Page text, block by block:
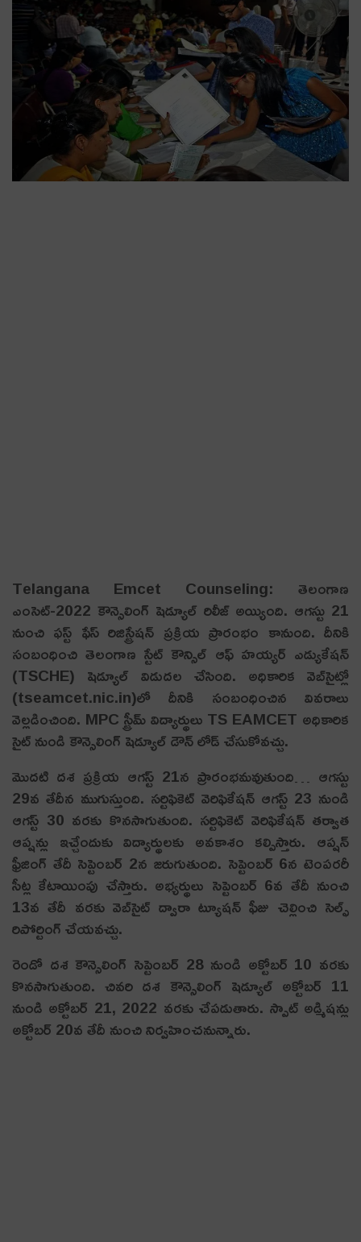
Telangana Emcet Counseling: తెలంగాణ
ఎంసెట్-2022 కౌన్సెలింగ్ షెడ్యూల్ రిలీజ్ అయ్యింది. ఆగస్టు 21
నుంచి ఫస్ట్ ఫేస్ రిజిస్ట్రేషన్ ప్రక్రియ ప్రారంభం కానుంది. దీనికి
సంబంధించి తెలంగాణ స్టేట్ కౌన్సిల్ ఆఫ్ హయ్యర్ ఎడ్యుకేషన్
(TSCHE) షెడ్యూల్ విడుద‌ల చేసింది. అధికారిక వెబ్‌సైట్లో
(tseamcet.nic.in)లో దీనికి సంబంధించిన వివ‌రాలు
వెల్ల‌డించింది. MPC స్ట్రీమ్ విద్యార్థులు TS EAMCET అధికారిక
సైట్ నుండి కౌన్సెలింగ్ షెడ్యూల్ డౌన్ లోడ్ చేసుకోవ‌చ్చు.
మొదటి దశ ప్రక్రియ ఆగస్ట్ 21న ప్రారంభమ‌వుతుంది… ఆగస్టు
29వ తేదీన ముగుస్తుంది. సర్టిఫికెట్ వెరిఫికేషన్ ఆగస్ట్ 23 నుండి
ఆగస్ట్ 30 వ‌ర‌కు కొన‌సాగుతుంది. సర్టిఫికెట్ వెరిఫికేషన్ తర్వాత
ఆప్షన్లు ఇచ్చేందుకు విద్యార్థుల‌కు అవ‌కాశం క‌ల్పిస్తారు. ఆప్షన్
ఫ్రీజింగ్ తేదీ సెప్టెంబర్ 2న జరుగుతుంది. సెప్టెంబ‌ర్ 6న టెంప‌ర‌రీ
సీట్ల కేటాయింపు చేస్తారు. అభ్యర్థులు సెప్టెంబర్ 6వ తేదీ నుంచి
13వ తేదీ వ‌ర‌కు వెబ్‌సైట్ ద్వారా ట్యూషన్ ఫీజు చెల్లించి సెల్ఫ్
రిపోర్టింగ్ చేయ‌వ‌చ్చు.
రెండో ద‌శ కౌన్సెలింగ్ సెప్టెంబర్ 28 నుండి అక్టోబర్ 10 వరకు
కొన‌సాగుతుంది. చివరి దశ కౌన్సెలింగ్ షెడ్యూల్ అక్టోబర్ 11
నుండి అక్టోబర్ 21, 2022 వరకు చేప‌డుతారు. స్పాట్ అడ్మిషన్లు
అక్టోబర్ 20వ తేదీ నుంచి నిర్వ‌హించ‌నున్నారు.